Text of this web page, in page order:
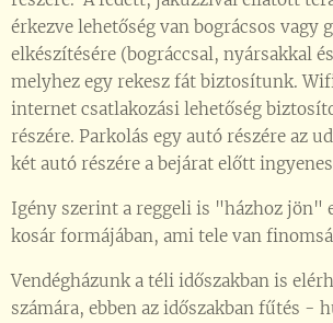
érkezve lehetőség van bográcsos vagy
elkészítésére (bográccsal, nyársakkal
melyhez egy rekesz fát biztosítunk.
internet csatlakozási lehetőség
részére. Parkolás egy autó részére az
két autó részére a bejárat előtt
Igény szerint a reggeli is "házhoz jön"
kosár formájában, ami tele van
Vendégházunk a téli időszakban is
számára, ebben az időszakban fűtés -